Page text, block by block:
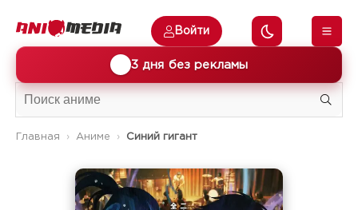
3 дня без рекламы
Войти
Главная Аниме Синий гигант